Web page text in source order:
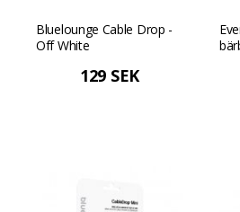
Bluelounge Cable Drop -
Off White
129 SEK